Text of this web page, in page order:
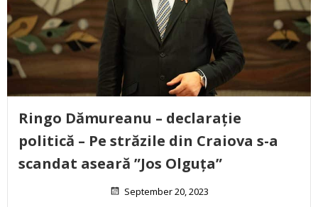
Ringo Dămureanu – declarație
politică – Pe străzile din Craiova s-a
scandat aseară ”Jos Olguța”
September 20, 2023